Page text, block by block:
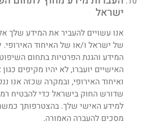
ישראל
אנו עשויים להעביר את המידע שלך
של ישראל ו/או של האיחוד
המידע והגנת הפרטיות בתחום
האישיים יועברו, לא יהיו מקיפים
ואיחוד האירופי, ובמקרה שכזה אנו
שדורש החוק בישראל כדי להבטיח
למידע האישי שלך. בהצטרפותך
מסכים להעברה האמורה.